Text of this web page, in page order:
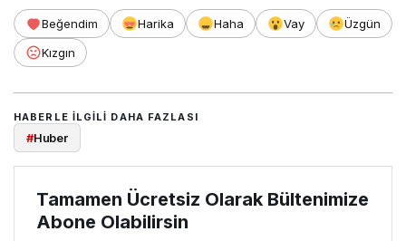
Beğendim Harika Haha Vay
Üzgün
Kızgın
HABERLE ILGILI DAHA FAZLASI
#Huber
Tamamen Ücretsiz Olarak Bültenimize
Abone Olabilirsin